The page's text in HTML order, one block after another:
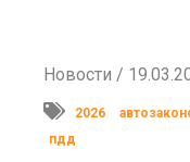
Новости /
2026
пдд